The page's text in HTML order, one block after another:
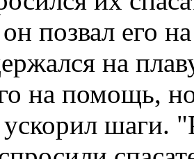
позвал его
на
на помощь,
шаги.